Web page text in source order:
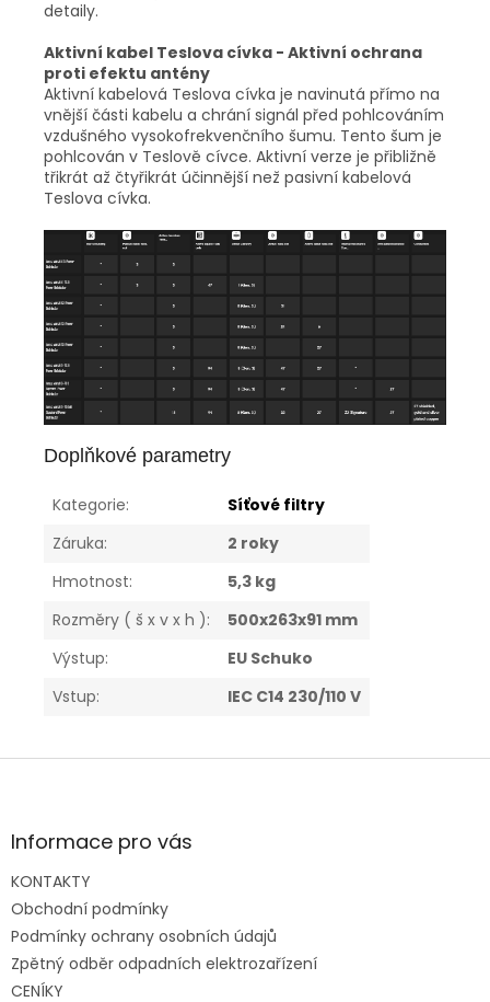
detaily.
Aktivní kabel Teslova cívka - Aktivní ochrana
proti efektu antény
Aktivní kabelová Teslova cívka je navinutá přímo na
vnější části kabelu a chrání signál před pohlcováním
vzdušného vysokofrekvenčního šumu. Tento šum je
pohlcován v Teslově cívce. Aktivní verze je přibližně
třikrát až čtyřikrát účinnější než pasivní kabelová
Teslova cívka.
Doplňkové parametry
Kategorie:
Síťové filtry
Záruka:
2 roky
Hmotnost:
5,3 kg
Rozměry ( š x v x h ):
500x263x91 mm
Výstup:
EU Schuko
Vstup: IEC C14 230/110 V
Z
aInformace pro vás
KONTAKTY
Obchodní podmínky
Podmínky ochrany osobních údajů
Zpětný odběr odpadních elektrozařízení
CENÍKY